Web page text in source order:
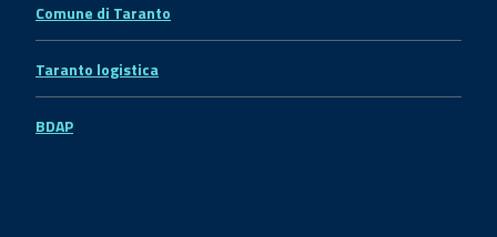
Comune di Taranto
Taranto logistica
BDAP